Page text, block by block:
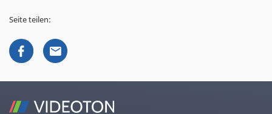
Seite teilen: